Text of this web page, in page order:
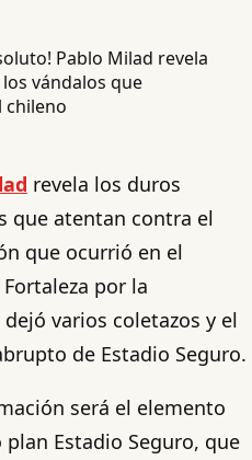
revela los duros
que atentan contra el
que ocurrió en el
por la
varios coletazos y el
de Estadio Seguro.
será el elemento
Estadio Seguro, que